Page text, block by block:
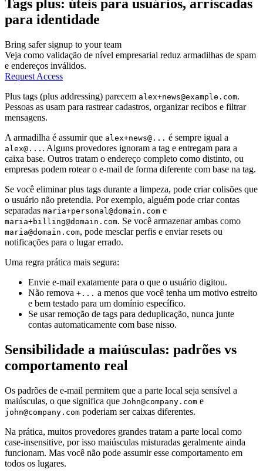
Tags plus: úteis para usuários, arriscadas
para identidade
Bring safer signup to your team
Veja como validação de nível empresarial reduz armadilhas de spam
e endereços inválidos.
Request Access
Plus tags (plus addressing) parecem alex+news@example.com.
Pessoas as usam para rastrear cadastros, organizar recibos e filtrar
mensagens.
A armadilha é assumir que alex+news@... é sempre igual a
alex@... . Alguns provedores ignoram a tag e entregam para a
caixa base. Outros tratam o endereço completo como distinto, ou
empresas podem rotear o e-mail de forma diferente com base na tag.
Se você eliminar plus tags durante a limpeza, pode criar colisões que
o usuário não pretendia. Por exemplo, alguém pode criar contas
separadas maria+personal@domain.com e
maria+billing@domain.com. Se você armazenar ambas como
maria@domain.com, pode mesclar perfis e enviar resets ou
notificações para o lugar errado.
Uma regra prática mais segura:
Envie e-mail exatamente para o que o usuário digitou.
Não remova +... a menos que você tenha um motivo estreito
e bem testado para um domínio específico.
Se usar remoção de tags para deduplicação, nunca junte
contas automaticamente com base nisso.
Sensibilidade a maiúsculas: padrões vs
comportamento real
Os padrões de e-mail permitem que a parte local seja sensível a
maiúsculas, o que significa que John@company.com e
john@company.com poderiam ser caixas diferentes.
Na prática, muitos provedores grandes tratam a parte local como
case-insensitive, por isso maiúsculas misturadas geralmente ainda
funcionam. Mas você não pode assumir esse comportamento em
todos os lugares.